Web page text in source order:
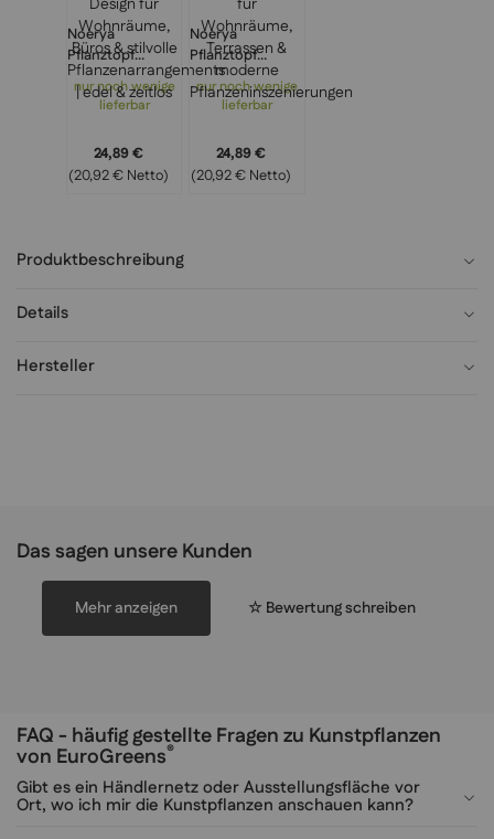
Noerya
Pflanztopf
hellgrau 35 cm Ø
– modernes
Büros & stilvolle
Pflanzenarrange
nur noch wenige
lieferbar
24,89 €
(20,92 € Netto)
Noerya
Pflanztopf
anthrazit 35 cm
Ø – edles Design
moderne
Pflanzeninszenie
nur noch wenige
lieferbar
24,89 €
(20,92 € Netto)
Produktbeschreibung
Details
Hersteller
Das sagen unsere Kunden
Mehr anzeigen ☆ Bewertung schreiben
FAQ - häufig gestellte Fragen zu Kunstpflanzen
von EuroGreens®
Gibt es ein Händlernetz oder Ausstellungsfläche vor
Ort, wo ich mir die Kunstpflanzen anschauen kann?